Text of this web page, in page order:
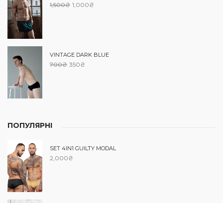
1,500₴ 1,000₴
VINTAGE DARK BLUE
700₴ 350₴
ПОПУЛЯРНІ
SET 4IN1 GUILTY MODAL
2,000₴